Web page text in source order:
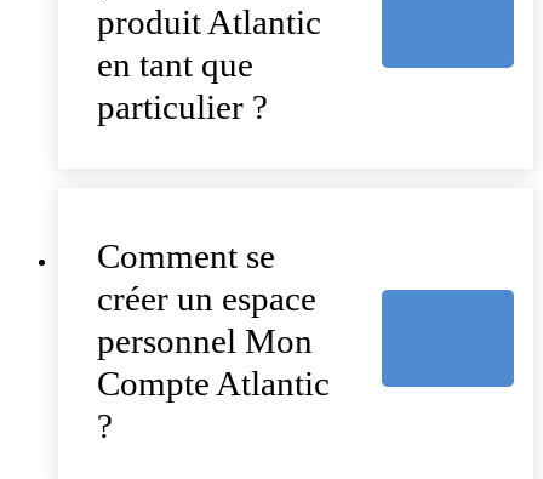
produit Atlantic
en tant que
particulier ?
Comment se
créer un espace
personnel Mon
Compte Atlantic
?